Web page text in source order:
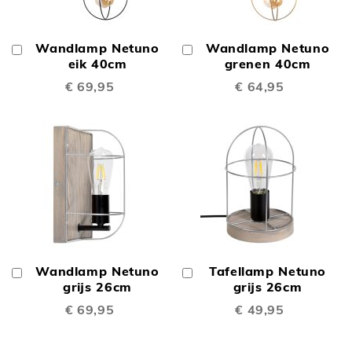
Wandlamp Netuno
eik 40cm
€ 69,95
In
Winkelwagen
Wandlamp Netuno
grenen 40cm
€ 64,95
Winkelwagen
Wandlamp Netuno
grijs 26cm
€ 69,95
In
Winkelwagen
Tafellamp Netuno
grijs 26cm
€ 49,95
Winkelwagen